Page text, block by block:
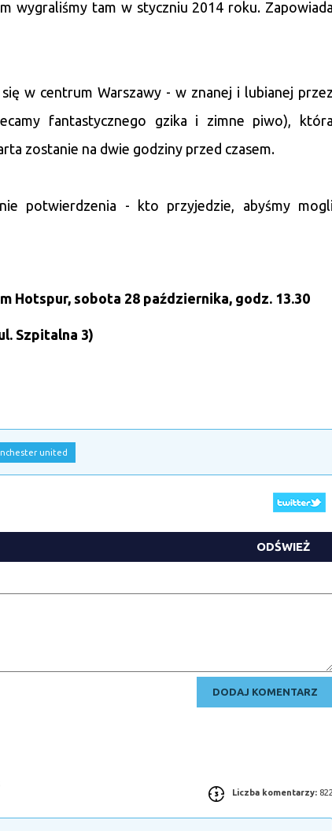
wygraliśmy tam w styczniu 2014 roku. Zapowiada
w centrum Warszawy - w znanej i lubianej przez
fantastycznego gzika i zimne piwo), która
zostanie na dwie godziny przed czasem.
potwierdzenia - kto przyjedzie, abyśmy mogli
Hotspur, sobota 28 października, godz. 13.30
Szpitalna 3)
united
ODŚWIEŻ
Liczba komentarzy: 822